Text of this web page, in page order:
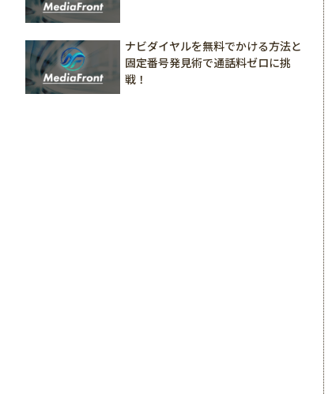
ナビダイヤルを無料でかける方法と
固定番号発見術で通話料ゼロに挑
戦！